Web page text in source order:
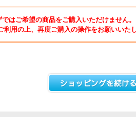
はご希望の商品をご購入いただけません。
利用の上、再度ご購入の操作をお願いいた